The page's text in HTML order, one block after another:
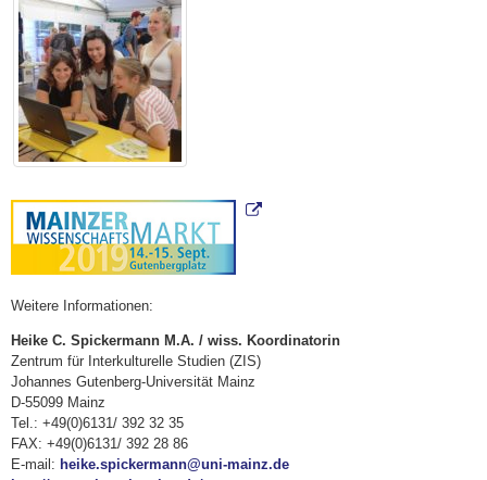
Weitere Informationen:
Heike C. Spickermann M.A. / wiss. Koordinatorin
Zentrum für Interkulturelle Studien (ZIS)
Johannes Gutenberg-Universität Mainz
D-55099 Mainz
Tel.: +49(0)6131/ 392 32 35
FAX: +49(0)6131/ 392 28 86
E-mail: heike.spickermann@uni-mainz.de